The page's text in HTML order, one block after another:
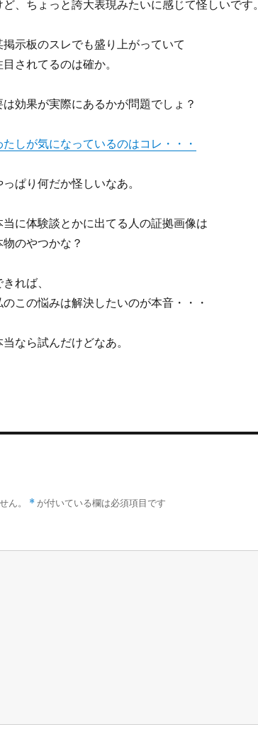
ど、ちょっと誇大表現みたいに感じて怪しいです。
掲示板のスレでも盛り上がっていて
目されてるのは確か。
は効果が実際にあるかが問題でしょ？
たしが気になっているのはコレ・・・
っぱり何だか怪しいなあ。
当に体験談とかに出てる人の証拠画像は
物のやつかな？
きれば、
のこの悩みは解決したいのが本音・・・
当なら試んだけどなあ。
ん。 * が付いている欄は必須項目です